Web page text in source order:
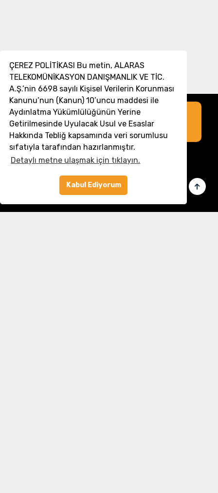
ÇEREZ POLİTİKASI Bu metin, ALARAS
TELEKOMÜNİKASYON DANIŞMANLIK VE TİC.
A.Ş.’nin 6698 sayılı Kişisel Verilerin Korunması
Kanunu’nun (Kanun) 10’uncu maddesi ile
Aydınlatma Yükümlülüğünün Yerine
Getirilmesinde Uyulacak Usul ve Esaslar
Hakkında Tebliğ kapsamında veri sorumlusu
sıfatıyla tarafından hazırlanmıştır.
Detaylı metne ulaşmak için tıklayın.
Kabul Ediyorum
Sorularınız mı var?
Hemen arayın0 850 532 8797
Gülbahar Mahallesi Cemal Sururi Sokak
Halim Meriç İş Merkezi Şişli/İstanbul